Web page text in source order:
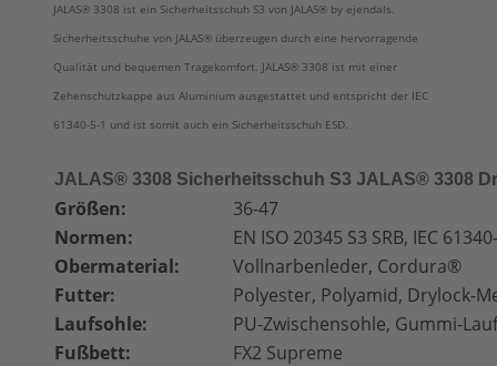
JALAS® 3308 ist ein Sicherheitsschuh S3 von JALAS® by ejendals.
Sicherheitsschuhe von JALAS® überzeugen durch eine hervorragende
Qualität und bequemen Tragekomfort. JALAS® 3308 ist mit einer
Zehenschutzkappe aus Aluminium ausgestattet und entspricht der IEC
61340-5-1 und ist somit auch ein Sicherheitsschuh ESD.
JALAS® 3308 Sicherheitsschuh S3 JALAS® 3308
Größen:
36-47
Normen:
EN ISO 20345 S3 SRB, IEC
Obermaterial:
Vollnarbenleder, Cordura®
Futter:
Polyester, Polyamid, Drylock-
Laufsohle:
PU-Zwischensohle, Gummi-
Fußbett:
FX2 Supreme